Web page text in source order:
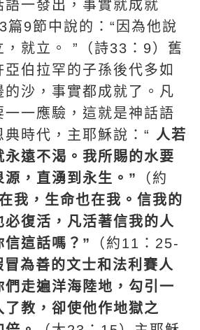
語一發出，事實就成就
篇9節中說的：“因為他說
，就立。 ”（詩33：9）舊
亞伯拉罕的子孫後代多如
的沙，事實都成就了。凡
一一應驗，這就是神話語
時代，主耶穌說：“ 人若
永遠不渴。我所賜的水要
，直湧到永生。”
（約
我，生命也在我。信我的
必復活，凡活著信我的人
這話嗎？”
（約11：25-
冒為善的文士和法利賽人
走遍洋海陸地，勾引一
教，卻使他作地獄之